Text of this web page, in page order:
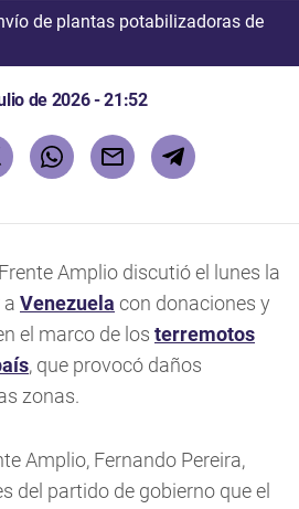
de plantas potabilizadoras de
de 2026 - 21:52
Amplio discutió el lunes la
Venezuela con donaciones y
el marco de los terremotos
, que provocó daños
zonas.
Amplio, Fernando Pereira,
del partido de gobierno que el